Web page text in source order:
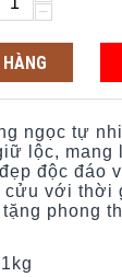
−
ngọc tự
lộc, mang
độc đáo
với thời
phong